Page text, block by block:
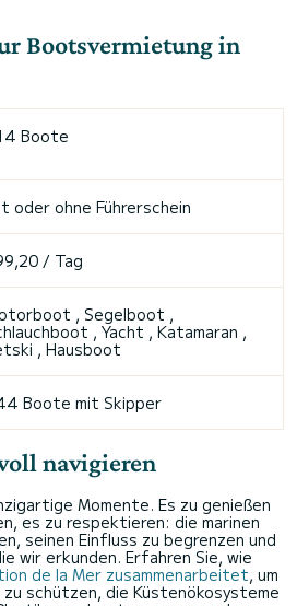
Bootsvermietung in
Boote
oder ohne Führerschein
/ Tag
, Segelboot ,
, Yacht , Katamaran ,
, Hausboot
Boote mit Skipper
navigieren
Momente. Es zu genießen
es zu respektieren: die marinen
seinen Einfluss zu begrenzen und
wir erkunden. Erfahren Sie, wie
de la Mer zusammenarbeitet, um
schützen, die Küstenökosysteme